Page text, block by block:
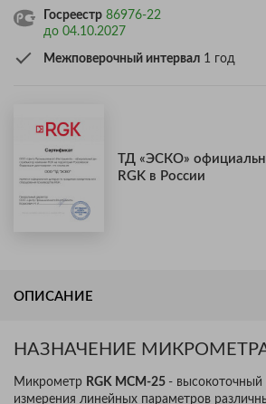
Госреестр 86976-22
до 04.10.2027
Межповерочный интервал 1 год
ТД «ЭСКО»
RGK в России
ОПИСАНИЕ
НАЗНАЧЕНИЕ МИКРОМЕТРА
Микрометр RGK MCM-25 - высокоточный
измерения линейных параметров